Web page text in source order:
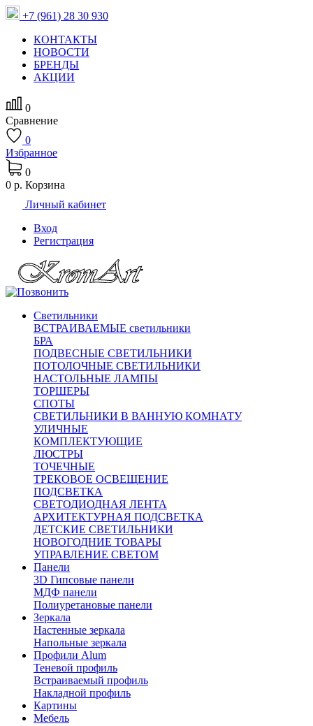
+7 (961) 28 30 930
КОНТАКТЫ
НОВОСТИ
БРЕНДЫ
АКЦИИ
0
Сравнение
0
Избранное
0
0 р. Корзина
Личный кабинет
Вход
Регистрация
Светильники
ВСТРАИВАЕМЫЕ светильники
БРА
ПОДВЕСНЫЕ СВЕТИЛЬНИКИ
ПОТОЛОЧНЫЕ СВЕТИЛЬНИКИ
НАСТОЛЬНЫЕ ЛАМПЫ
ТОРШЕРЫ
СПОТЫ
СВЕТИЛЬНИКИ В ВАННУЮ КОМНАТУ
УЛИЧНЫЕ
КОМПЛЕКТУЮЩИЕ
ЛЮСТРЫ
ТОЧЕЧНЫЕ
ТРЕКОВОЕ ОСВЕЩЕНИЕ
ПОДСВЕТКА
СВЕТОДИОДНАЯ ЛЕНТА
АРХИТЕКТУРНАЯ ПОДСВЕТКА
ДЕТСКИЕ СВЕТИЛЬНИКИ
НОВОГОДНИЕ ТОВАРЫ
УПРАВЛЕНИЕ СВЕТОМ
Панели
3D Гипсовые панели
МДФ панели
Полиуретановые панели
Зеркала
Настенные зеркала
Напольные зеркала
Профили Alum
Теневой профиль
Встраиваемый профиль
Накладной профиль
Картины
Мебель